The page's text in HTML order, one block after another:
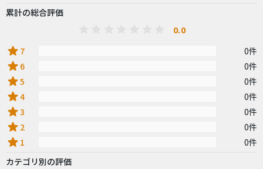
累計の総合評価
0.0
star 7 0件
star 6 0件
star5 0件
star4 0件
star3 0件
star 2 0件
star 1
0件
カテゴリ別の評価